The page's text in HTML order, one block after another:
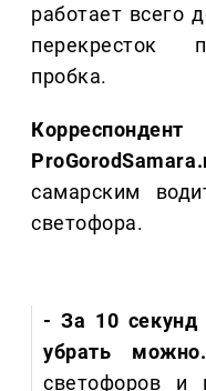
работает всего
перекресток
пробка.
самарским
светофора.
- За 10 секунд
убрать можно.
светофоров и